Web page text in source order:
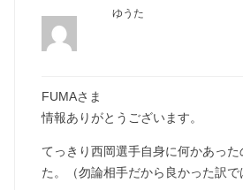
ゆうた
FUMAさま
情報ありがとうございます。
てっきり西岡選手自身に何かあっ
た。（勿論相手だから良かった訳で